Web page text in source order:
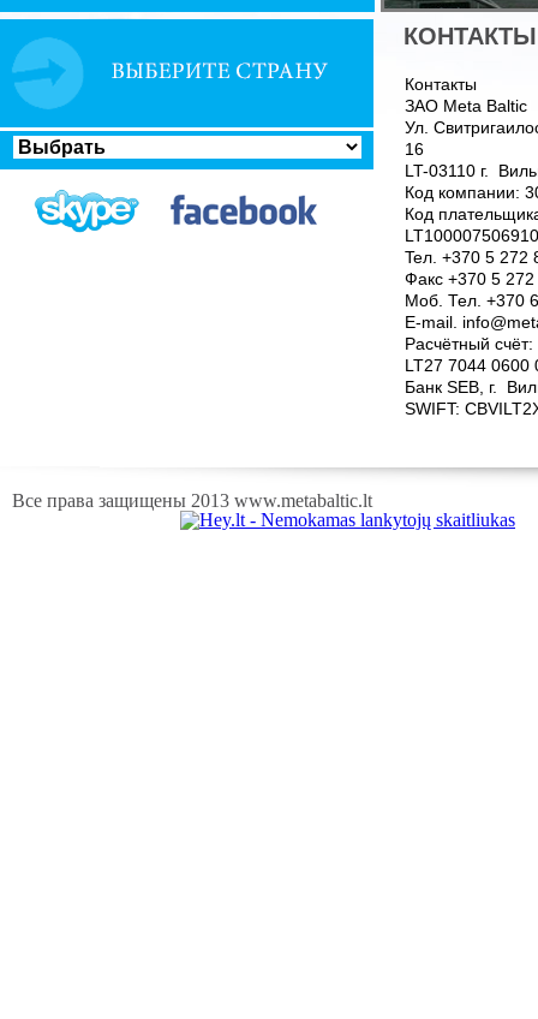
КОНТАКТЫ
Контакты
ЗАО Meta Baltic
Ул.
16
LT-03110 г.
Код компании:
Код
LT100007506910
Teл. +370 5 272
Факс +370 5
Mоб. Тел. +370
E-mail.
Расчётный счёт:
LT27 7044 0600
Банк SEB, г.
SWIFT:
Все права защищены 2013 www.metabaltic.lt